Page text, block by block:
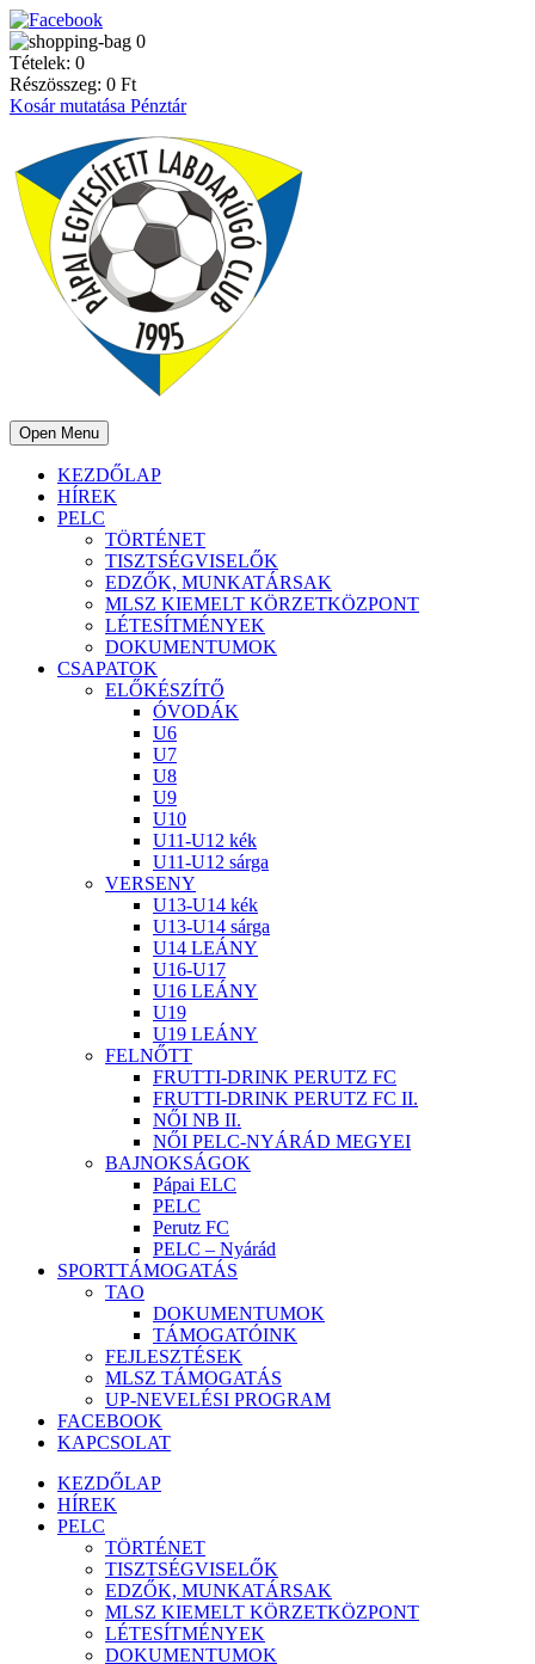
0
Tételek: 0
Részösszeg: 0 Ft
Kosár mutatása Pénztár
Open Menu
KEZDŐLAP
HÍREK
PELC
TÖRTÉNET
TISZTSÉGVISELŐK
EDZŐK, MUNKATÁRSAK
MLSZ KIEMELT KÖRZETKÖZPONT
LÉTESÍTMÉNYEK
DOKUMENTUMOK
CSAPATOK
ELŐKÉSZÍTŐ
ÓVODÁK
U6
U7
U8
U9
U10
U11-U12 kék
U11-U12 sárga
VERSENY
U13-U14 kék
U13-U14 sárga
U14 LEÁNY
U16-U17
U16 LEÁNY
U19
U19 LEÁNY
FELNŐTT
FRUTTI-DRINK PERUTZ FC
FRUTTI-DRINK PERUTZ FC II.
NŐI NB II.
NŐI PELC-NYÁRÁD MEGYEI
BAJNOKSÁGOK
Pápai ELC
PELC
Perutz FC
PELC – Nyárád
SPORTTÁMOGATÁS
TAO
DOKUMENTUMOK
TÁMOGATÓINK
FEJLESZTÉSEK
MLSZ TÁMOGATÁS
UP-NEVELÉSI PROGRAM
FACEBOOK
KAPCSOLAT
KEZDŐLAP
HÍREK
PELC
TÖRTÉNET
TISZTSÉGVISELŐK
EDZŐK, MUNKATÁRSAK
MLSZ KIEMELT KÖRZETKÖZPONT
LÉTESÍTMÉNYEK
DOKUMENTUMOK